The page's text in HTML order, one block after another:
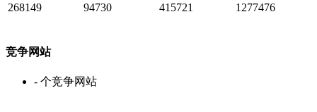
268149
94730 415721 1277476
竞争网站
- 个竞争网站